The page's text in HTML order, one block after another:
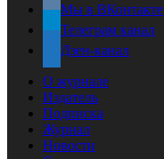
Мы в ВКонтакте
Телеграм канал
Дзен-канал
О журнале
Издатель
Подписка
Журнал
Новости